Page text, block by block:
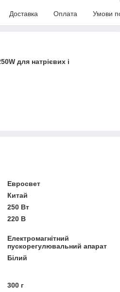
Доставка Оплата Умови
для натрієвих і
Евросвет
Китай
250 Вт
220 В
Електромагнітний
пускорегулювальний апарат
Білий
300 г